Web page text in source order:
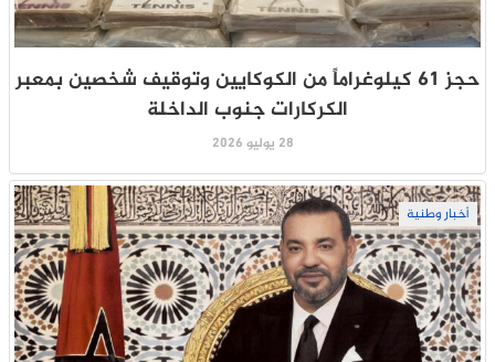
حجز 61 كيلوغراماً من الكوكايين وتوقيف شخصين بمعبر
الكركارات جنوب الداخلة
28 يوليو 2026
أخبار وطنية